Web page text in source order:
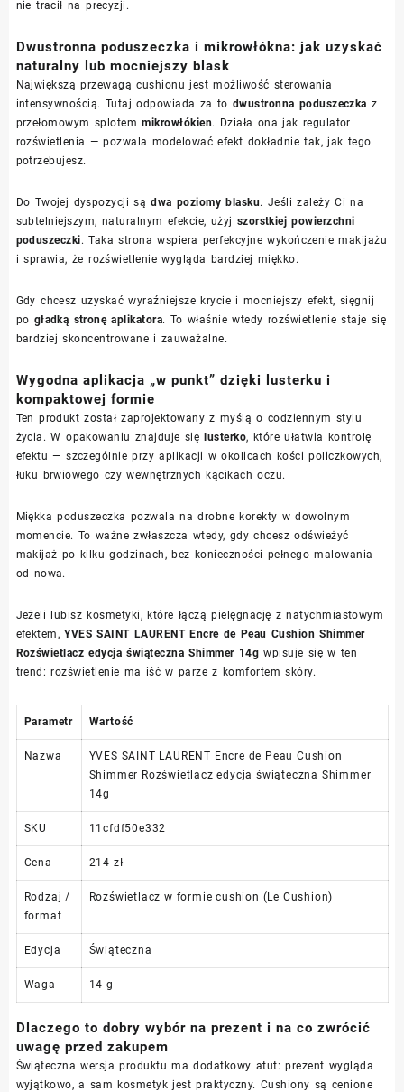
nie tracił na precyzji.
Dwustronna poduszeczka i mikrowłókna: jak uzyskać
naturalny lub mocniejszy blask
Największą przewagą cushionu jest możliwość sterowania
intensywnością. Tutaj odpowiada za to dwustronna poduszeczka z
przełomowym splotemmikrowłókien. Działa ona jak regulator
rozświetlenia — pozwala modelować efekt dokładnie tak, jak tego
potrzebujesz.
Do Twojej dyspozycji sądwa poziomy blasku. Jeśli zależy Ci na
subtelniejszym, naturalnym efekcie, użyj szorstkiej powierzchni
poduszeczki. Taka strona wspiera perfekcyjne wykończenie makijażu
i sprawia, że rozświetlenie wygląda bardziej miękko.
Gdy chcesz uzyskać wyraźniejsze krycie i mocniejszy efekt, sięgnij
po gładką stronę aplikatora. To właśnie wtedy rozświetlenie staje się
bardziej skoncentrowane i zauważalne.
Wygodna aplikacja „w punkt” dzięki lusterku i
kompaktowej formie
Ten produkt został zaprojektowany z myślą o codziennym stylu
życia. W opakowaniu znajduje sięlusterko, które ułatwia kontrolę
efektu — szczególnie przy aplikacji w okolicach kości policzkowych,
łuku brwiowego czy wewnętrznych kącikach oczu.
Miękka poduszeczka pozwala na drobne korekty w dowolnym
momencie. To ważne zwłaszcza wtedy, gdy chcesz odświeżyć
makijaż po kilku godzinach, bez konieczności pełnego malowania
od nowa.
Jeżeli lubisz kosmetyki, które łączą pielęgnację z natychmiastowym
efektem,YVES SAINT LAURENT Encre de Peau Cushion Shimmer
Rozświetlacz edycja świąteczna Shimmer 14g wpisuje się w ten
trend: rozświetlenie ma iść w parze z komfortem skóry.
Parametr Wartość
Nazwa
YVES SAINT LAURENT Encre de Peau Cushion
Shimmer Rozświetlacz edycja świąteczna Shimmer
14g
SKU 11cfdf50e332
Cena 214 zł
Rodzaj /
format
Rozświetlacz w formie cushion (Le Cushion)
Edycja Świąteczna
Waga 14 g
Dlaczego to dobry wybór na prezent i na co zwrócić
uwagę przed zakupem
Świąteczna wersja produktu ma dodatkowy atut: prezent wygląda
wyjątkowo, a sam kosmetyk jest praktyczny. Cushiony są cenione